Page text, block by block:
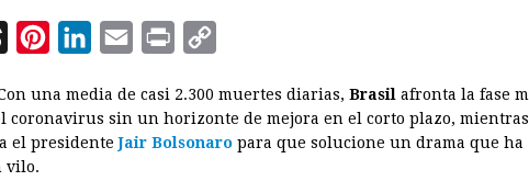
r
e
a
n
t
n
k
a
i
i
n
p
y
una media de casi 2.300 muertes diarias, Brasil afronta la fase
coronavirus sin un horizonte de mejora en el corto plazo, mientras
el presidenteJair Bolsonaro para que solucione un drama que ha
vilo.